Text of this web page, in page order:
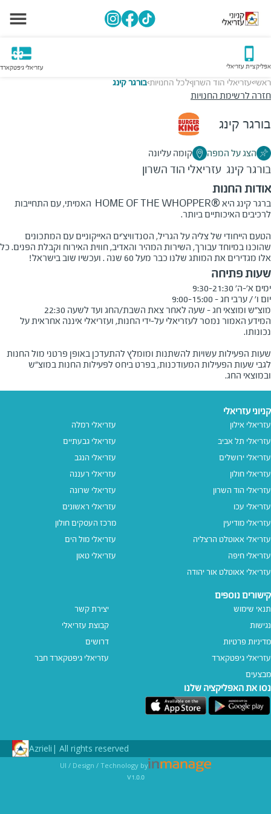
אפליקציית עזריאלי עזריאלי גיפטקארד
ראשי>עזריאלי הוד השרון>לכל החנויות>בורגר קינג
חזרה לרשימת החנויות
בורגר קינג
הצג על המפה קומה עליונה
בורגר קינג עזריאלי הוד השרון
אודות החנות
ברגר קינג היא HOME OF THE WHOPPER® האמיתי, עם התחייבות
לרכיבים האיכותיים ביותר.
הטעם הייחודי של צליה על הגריל, הסנדוויצ'ים האייקוניים עם המתכונים
שהוכנו במיוחד עבורך, השירות המהיר והאדיב, חווית האירוח וקבלת הפנים. כל
אלו מגדירים את המותג שלנו כבר מעל 60 שנה
. ועכשיו שוב בישראל!
שעות פתיחה
מוצ"ש ומוצאי חג - שעה לאחר צאת השבת/החג ועד לשעה 22:30
המידע האמור נמסר לעזריאלי על-ידי החנות, ועזריאלי איננה אחראית על
שעות הפעילות עשויות להשתנות ומומלץ להתעדכן באופן פרטני מול החנות
לגבי שעות הפעילות המעודכנות, בפרט ביחס לפעילות החנות במוצ"ש
ובמוצאי החג.
קניוני עזריאלי
עזריאלי אילון
עזריאלי תל אביב
עזריאלי ירושלים
עזריאלי חולון
עזריאלי הוד השרון
עזריאלי עכו
עזריאלי מודיעין
עזריאלי אאוטלט הרצליה
עזריאלי חיפה
עזריאלי אאוטלט אור יהודה
עזריאלי רמלה
עזריאלי גבעתיים
עזריאלי הנגב
עזריאלי רעננה
עזריאלי שרונה
עזריאלי ראשונים
מרכז העסקים חולון
עזריאלי מול הים
עזריאלי טאון
קישורים נוספים
תנאי שימוש
נגישות
מדיניות פרטיות
עזריאלי גיפטקארד
מבצעים
יצירת קשר
קבוצת עזריאלי
דרושים
עזריאלי גיפטקארד חבר‎
נסו את האפליקציה שלנו
All rights reserved |
Azrieli
UI / Design / Technology by
v1.0.0